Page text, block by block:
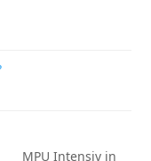
MPU Intensiv in